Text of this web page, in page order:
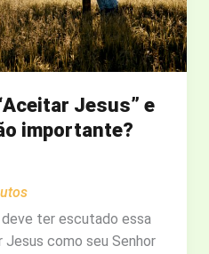
Jesus” e
importante?
ter escutado essa
Jesus como seu Senhor